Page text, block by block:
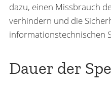
dazu, einen Missbrauch
verhindern und die
informationstechnischen
Dauer der